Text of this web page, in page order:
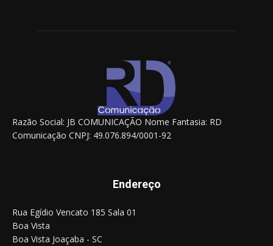
Razão Social: JB COMUNICAÇÃO Nome Fantasia: RD
Comunicação CNPJ: 49.076.894/0001-92
Endereço
Rua Egídio Vencato 185 Sala 01
Boa Vista
Boa Vista Joaçaba - SC